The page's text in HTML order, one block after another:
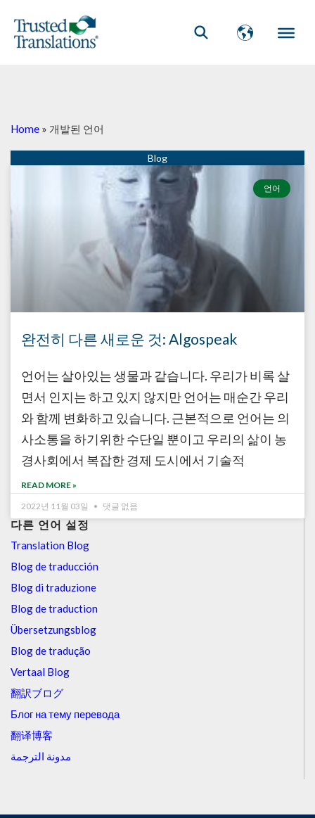
다른 언어 설정
Translation Blog
Blog de traducción
Blog di traduzione
Blog de traduction
Übersetzungsblog
Blog de tradução
Vertaal Blog
翻訳ブログ
Блог на тему перевода
翻译博客
مدونة الترجمة
Home » 개발된 언어
언어
완전히 다른 새로운 것: Algospeak
언어는 살아있는 생물과 같습니다. 우리가 비록 살
면서 인지는 하고 있지 않지만 언어는 매순간 우리
와 함께 변화하고 있습니다. 근본적으로 언어는 의
사소통을 하기위한 수단일 뿐이고 우리의 삶이 농
경사회에서 복잡한 경제 도시에서 기술적
READ MORE »
2022년 11월 03일
댓글 없음